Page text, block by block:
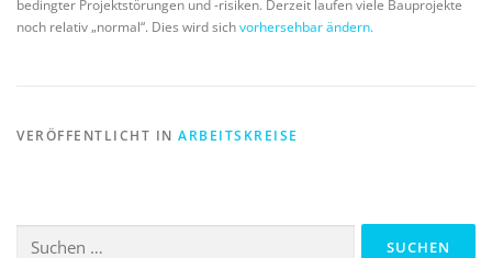
bedingter Projektstörungen und -risiken. Derzeit laufen viele Bauprojekte
noch relativ „normal“. Dies wird sichvorhersehbar ändern.
VERÖFFENTLICHT IN ARBEITSKREISE